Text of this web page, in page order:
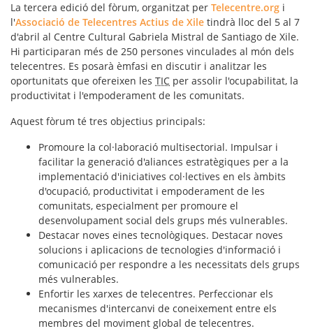
La tercera edició del fòrum, organitzat per Telecentre.org i
l'Associació de Telecentres Actius de Xile tindrà lloc del 5 al 7
d'abril al Centre Cultural Gabriela Mistral de Santiago de Xile.
Hi participaran més de 250 persones vinculades al món dels
telecentres. Es posarà èmfasi en discutir i analitzar les
oportunitats que ofereixen les TIC per assolir l'ocupabilitat, la
productivitat i l'empoderament de les comunitats.
Aquest fòrum té tres objectius principals:
Promoure la col·laboració multisectorial. Impulsar i
facilitar la generació d'aliances estratègiques per a la
implementació d'iniciatives col·lectives en els àmbits
d'ocupació, productivitat i empoderament de les
comunitats, especialment per promoure el
desenvolupament social dels grups més vulnerables.
Destacar noves eines tecnològiques. Destacar noves
solucions i aplicacions de tecnologies d'informació i
comunicació per respondre a les necessitats dels grups
més vulnerables.
Enfortir les xarxes de telecentres. Perfeccionar els
mecanismes d'intercanvi de coneixement entre els
membres del moviment global de telecentres.